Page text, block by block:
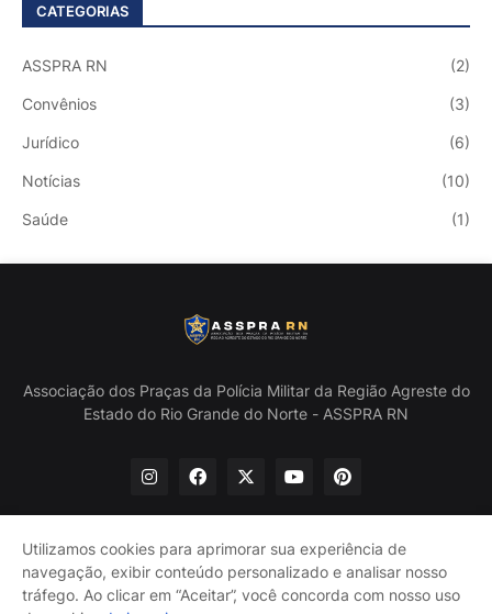
CATEGORIAS
ASSPRA RN (2)
Convênios (3)
Jurídico (6)
Notícias (10)
Saúde (1)
Associação dos Praças da Polícia Militar da Região Agreste do
Estado do Rio Grande do Norte - ASSPRA RN
Início Quem Somos
Política de Privacidade
Contate-nos
Utilizamos cookies para aprimorar sua experiência de
navegação, exibir conteúdo personalizado e analisar nosso
tráfego. Ao clicar em “Aceitar”, você concorda com nosso uso